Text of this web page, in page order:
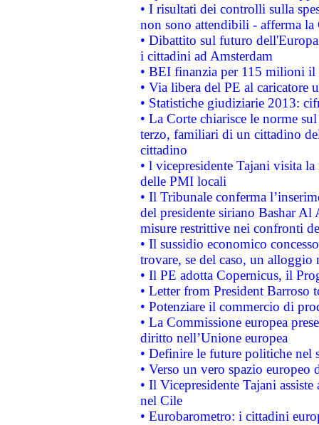
• I risultati dei controlli sulla
non sono attendibili - afferma la
• Dibattito sul futuro
i cittadini ad Amsterdam
• BEI finanzia per 115 milioni
• Via libera del PE al caricatore
• Statistiche giudiziarie 2013:
• La Corte chiarisce le norme
terzo, familiari di un cittadino
cittadino
• l vicepresidente Tajani visita
delle PMI locali
• Il Tribunale conferma
del presidente siriano Bashar Al
misure restrittive nei confronti
• Il sussidio economico
trovare, se del caso, un
• Il PE adotta Copernicus, il
• Letter from President Barroso
• Potenziare il commercio di
• La Commissione europea
diritto nell’Unione europea
• Definire le future politiche nel
• Verso un vero spazio
• Il Vicepresidente Tajani
nel Cile
• Eurobarometro: i cittadini